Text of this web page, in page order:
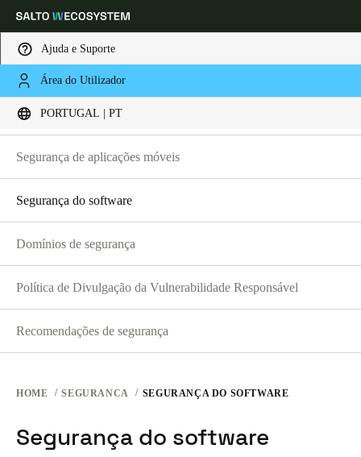
Ajuda e Suporte
Área do Utilizador
PORTUGAL | PT
Escolha a sua localização e definições de idioma
Portugal|Português
DeutschFrançais Italiano
English
Ireland
Segurança de hardware
Segurança de aplicações móveis
Segurança do software
Domínios de segurança
Política de Divulgação da Vulnerabilidade Responsável
Recomendações de segurança
HOME SEGURANCA SEGURANÇA DO SOFTWARE
Segurança do software